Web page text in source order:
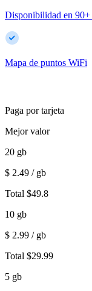
Disponibilidad en 90+
Mapa de puntos WiFi
Paga por tarjeta
Mejor valor
20 gb
$ 2.49 / gb
Total $49.8
10 gb
$ 2.99 / gb
Total $29.99
5 gb